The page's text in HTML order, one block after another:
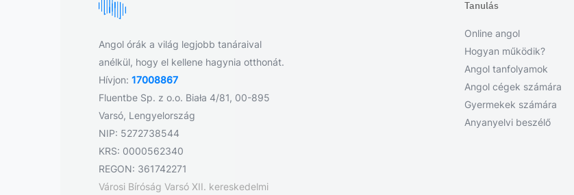
Angol órák a világ legjobb tanáraival
anélkül, hogy el kellene hagynia otthonát.
Hívjon: 17008867
Fluentbe Sp. z o.o. Biała 4/81, 00-895
Varsó, Lengyelország
NIP: 5272738544
KRS: 0000562340
REGON: 361742271
Városi Bíróság Varsó XII. kereskedelmi
Tanulás
Online angol
Hogyan működik?
Angol tanfolyamok
Angol cégek számára
Gyermekek számára
Anyanyelvi beszélő